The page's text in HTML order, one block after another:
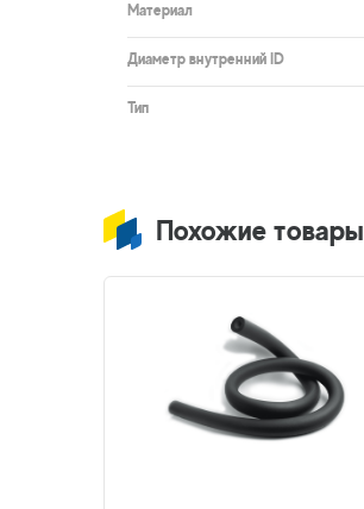
Материал
Диаметр внутренний ID
Тип
Похожие товары